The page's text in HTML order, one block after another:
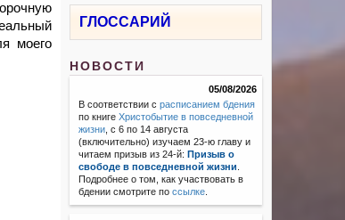
моего
ГЛОССАРИЙ
НОВОСТИ
05/08/2026
В соответствии срасписанием бдения
по книгеХристобытие в повседневной
жизни , с 6 по 14 августа
(включительно) изучаем 23-ю главу и
читаем призыв из 24-й: Призыв о
свободе в повседневной жизни
Подробнее о том, как участвовать в
бдении смотрите поссылке